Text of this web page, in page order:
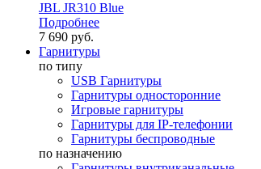
JBL JR310 Blue
Подробнее
7 690 руб.
Гарнитуры
по типу
USB Гарнитуры
Гарнитуры односторонние
Игровые гарнитуры
Гарнитуры для IP-телефонии
Гарнитуры беспроводные
по назначению